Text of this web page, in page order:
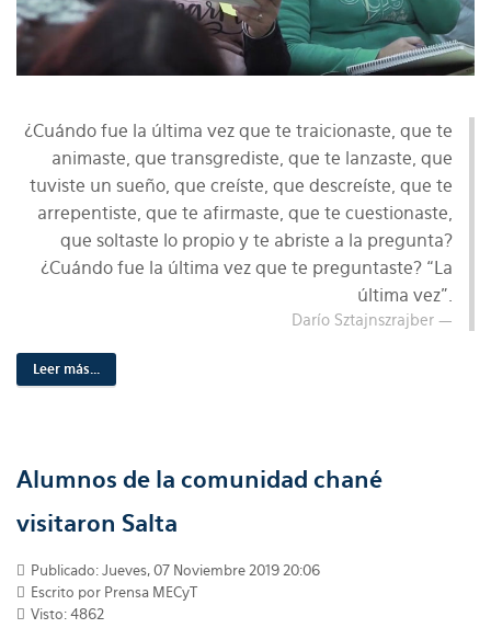
¿Cuándo fue la última vez que te traicionaste, que te
animaste, que transgrediste, que te lanzaste, que
tuviste un sueño, que creíste, que descreíste, que te
arrepentiste, que te afirmaste, que te cuestionaste,
que soltaste lo propio y te abriste a la pregunta?
¿Cuándo fue la última vez que te preguntaste? “La
última vez”.
Darío Sztajnszrajber
Leer más...
Alumnos de la comunidad chané
visitaron Salta
Publicado: Jueves, 07 Noviembre 2019 20:06
Escrito por Prensa MECyT
Visto: 4862